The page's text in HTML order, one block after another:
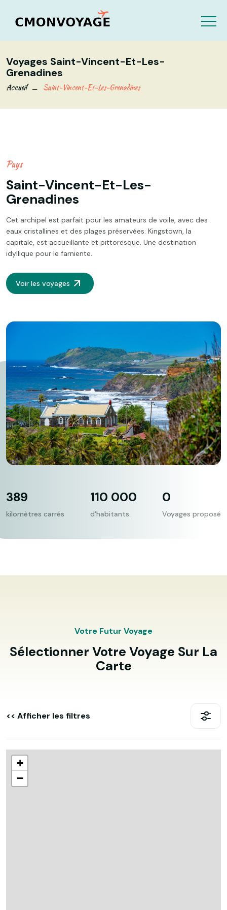
Voyages Saint-Vincent-Et-Les-
Grenadines
Accueil Saint-Vincent-Et-Les-Grenadines
Pays
Saint-Vincent-Et-Les-
Grenadines
Cet archipel est parfait pour les amateurs de voile, avec des
eaux cristallines et des plages préservées. Kingstown, la
capitale, est accueillante et pittoresque. Une destination
idyllique pour le farniente.
Voir les voyages
389
kilomètres carrés
110 000
d'habitants.
0
Voyages proposé
Votre Futur Voyage
Sélectionner Votre Voyage Sur La
Carte
<< Afficher les filtres
+
−